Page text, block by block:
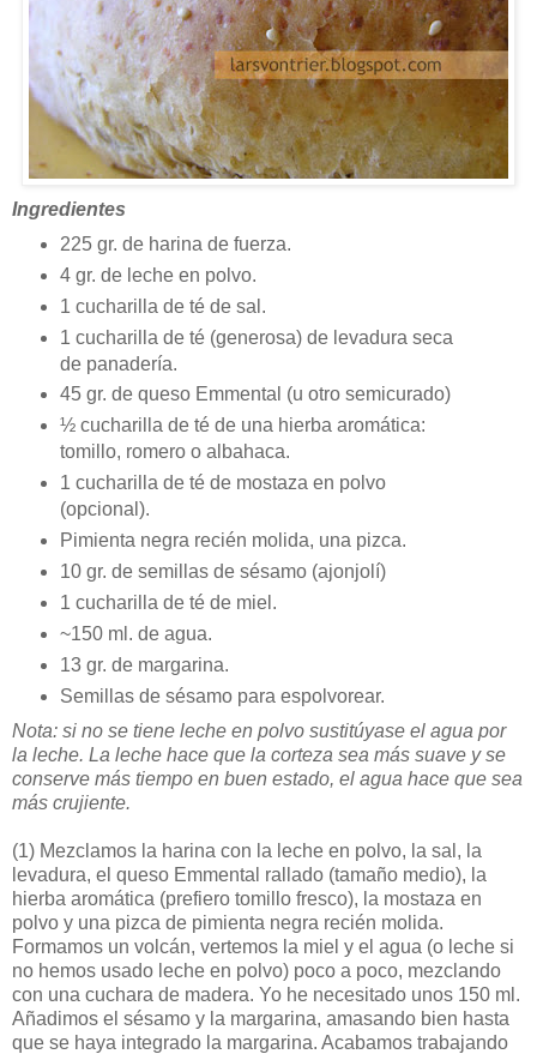
Ingredientes
225 gr. de harina de fuerza.
4 gr. de leche en polvo.
1 cucharilla de té de sal.
1 cucharilla de té (generosa) de levadura seca
de panadería.
45 gr. de queso Emmental (u otro semicurado)
½ cucharilla de té de una hierba aromática:
tomillo, romero o albahaca.
1 cucharilla de té de mostaza en polvo
(opcional).
Pimienta negra recién molida, una pizca.
10 gr. de semillas de sésamo (ajonjolí)
1 cucharilla de té de miel.
~150 ml. de agua.
13 gr. de margarina.
Semillas de sésamo para espolvorear.
Nota: si no se tiene leche en polvo sustitúyase el agua por
la leche. La leche hace que la corteza sea más suave y se
conserve más tiempo en buen estado, el agua hace que sea
más crujiente.
(1) Mezclamos la harina con la leche en polvo, la sal, la
levadura, el queso Emmental rallado (tamaño medio), la
hierba aromática (prefiero tomillo fresco), la mostaza en
polvo y una pizca de pimienta negra recién molida.
Formamos un volcán, vertemos la miel y el agua (o leche si
no hemos usado leche en polvo) poco a poco, mezclando
con una cuchara de madera. Yo he necesitado unos 150 ml.
Añadimos el sésamo y la margarina, amasando bien hasta
que se haya integrado la margarina. Acabamos trabajando